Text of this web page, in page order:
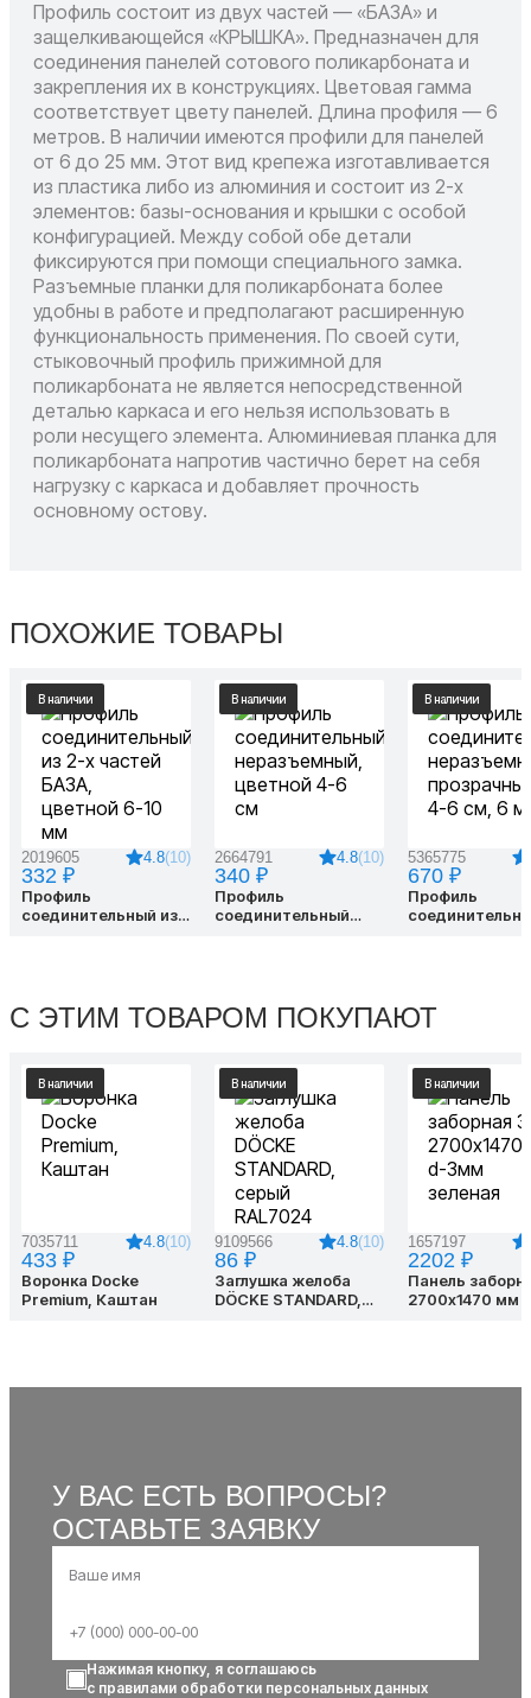
Профиль состоит из двух частей — «БАЗА» и
защелкивающейся «КРЫШКА». Предназначен для
соединения панелей сотового поликарбоната и
закрепления их в конструкциях. Цветовая гамма
соответствует цвету панелей. Длина профиля — 6
метров. В наличии имеются профили для панелей
от 6 до 25 мм. Этот вид крепежа изготавливается
из пластика либо из алюминия и состоит из 2-х
элементов: базы-основания и крышки с особой
конфигурацией. Между собой обе детали
фиксируются при помощи специального замка.
Разъемные планки для поликарбоната более
удобны в работе и предполагают расширенную
функциональность применения. По своей сути,
стыковочный профиль прижимной для
поликарбоната не является непосредственной
деталью каркаса и его нельзя использовать в
роли несущего элемента. Алюминиевая планка для
поликарбоната напротив частично берет на себя
нагрузку с каркаса и добавляет прочность
основному остову.
ПОХОЖИЕ ТОВАРЫ
В наличии
2019605 4.8(10)
332 ₽
Профиль
соединительный из
В наличии
2664791 4.8(10)
340 ₽
Профиль
соединительный
В наличии
5365775
670 ₽
Профиль
С ЭТИМ ТОВАРОМ ПОКУПАЮТ
В наличии
7035711 4.8(10)
433 ₽
Воронка Docke
Premium, Каштан
В наличии
9109566 4.8(10)
86 ₽
Заглушка желоба
DÖCKE STANDARD,
В наличии
1657197
2202 ₽
Панель
2700х1470 мм
У ВАС ЕСТЬ ВОПРОСЫ?
ОСТАВЬТЕ ЗАЯВКУ
Нажимая кнопку, я соглашаюсь
с правилами обработки персональных данных